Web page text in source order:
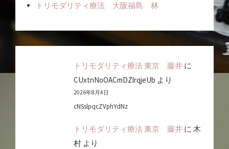
トリモダリティ療法 大阪福島 林
トリモダリティ療法 東京 藤井に
CUxtnNoOACmDZlrqjeUb より
2026年8月4日
cNSslpqcZVphYdNz
トリモダリティ療法 東京 藤井に 木
村より